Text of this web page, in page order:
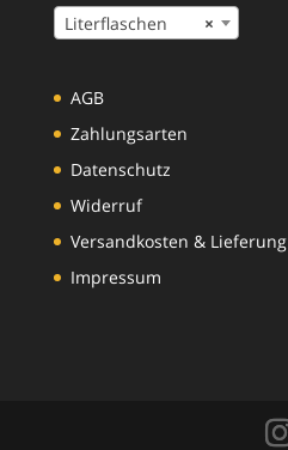
×
Literflaschen
AGB
Zahlungsarten
Datenschutz
Widerruf
Versandkosten & Lieferung
Impressum